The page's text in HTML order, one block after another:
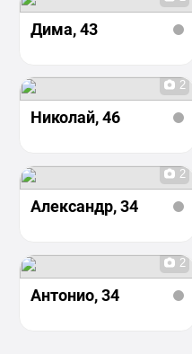
Дима, 43
2
Николай, 46
2
Александр, 34
2
Антонио, 34